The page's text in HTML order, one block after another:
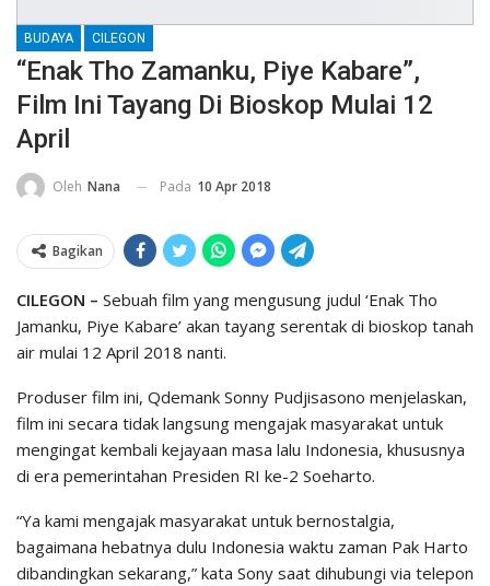
BUDAYA CILEGON
“Enak Tho Zamanku, Piye Kabare”,
Film Ini Tayang Di Bioskop Mulai 12
April
Oleh Nana Pada 10 Apr 2018
Bagikan
CILEGON – Sebuah film yang mengusung judul ‘Enak Tho
Jamanku, Piye Kabare’ akan tayang serentak di bioskop tanah
air mulai 12 April 2018 nanti.
Produser film ini, Qdemank Sonny Pudjisasono menjelaskan,
film ini secara tidak langsung mengajak masyarakat untuk
mengingat kembali kejayaan masa lalu Indonesia, khususnya
di era pemerintahan Presiden RI ke-2 Soeharto.
“Ya kami mengajak masyarakat untuk bernostalgia,
bagaimana hebatnya dulu Indonesia waktu zaman Pak Harto
dibandingkan sekarang,” kata Sony saat dihubungi via telepon